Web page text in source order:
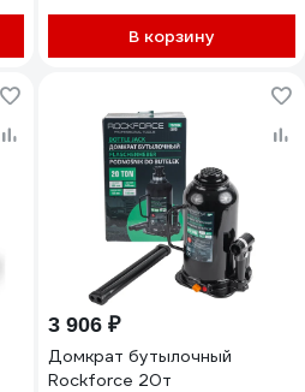
В корзину
3 906 ₽
Домкрат бутылочный
Rockforce 20т